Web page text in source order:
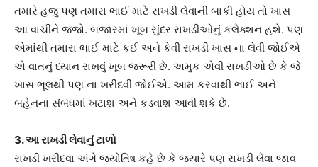
તમારે હજુ પણ તમારા ભાઈ માટે રાખડી લેવાની બાકી હોય તો ખાસ
આ વાંચીને જજો. બજારમાં ખૂબ સુંદર રાખડીઓનું કલેક્શન હશે. પણ
એમાંથી તમારા ભાઈ માટે કઈ અને કેવી રાખડી ખાસ ના લેવી જોઈએ
એ વાતનું ધ્યાન રાખવું ખૂબ જરૂરી છે. અમુક એવી રાખડીઓ છે કે જે
ખાસ ભૂલથી પણ ના ખરીદવી જોઈએ. આમ કરવાથી ભાઈ અને
બહેનના સંબંધમાં ખટાશ અને કડવાશ આવી શકે છે.
3. આ રાખડી લેવાનું ટાળો
રાખડી ખરીદવા અંગે જ્યોતિષ કહે છે કે જ્યારે પણ રાખડી લેવા જાવ